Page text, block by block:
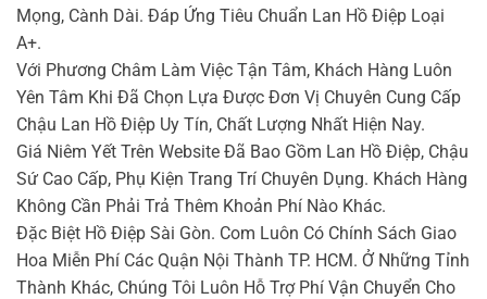
Mọng, Cành Dài. Đáp Ứng Tiêu Chuẩn Lan Hồ Điệp Loại
A+.
Với Phương Châm Làm Việc Tận Tâm, Khách Hàng Luôn
Yên Tâm Khi Đã Chọn Lựa Được Đơn Vị Chuyên Cung Cấp
Chậu Lan Hồ Điệp Uy Tín, Chất Lượng Nhất Hiện Nay.
Giá Niêm Yết Trên Website Đã Bao Gồm Lan Hồ Điệp, Chậu
Sứ Cao Cấp, Phụ Kiện Trang Trí Chuyên Dụng. Khách Hàng
Không Cần Phải Trả Thêm Khoản Phí Nào Khác.
Đặc Biệt Hồ Điệp Sài Gòn. Com Luôn Có Chính Sách Giao
Hoa Miễn Phí Các Quận Nội Thành TP. HCM. Ở Những Tỉnh
Thành Khác, Chúng Tôi Luôn Hỗ Trợ Phí Vận Chuyển Cho